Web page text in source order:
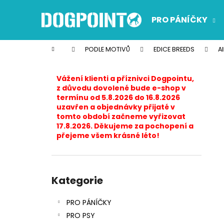
PRO PÁNÍČKY
Domů PODLE MOTIVŮ EDICE BREEDS
Vážení klienti a příznivci Dogpointu,
z důvodu dovolené bude e-shop v
termínu od 5.8.2026 do 16.8.2026
uzavřen a objednávky přijaté v
tomto období začneme vyřizovat
17.8.2026. Děkujeme za pochopení a
přejeme všem krásné léto!
kategorie
Kategorie
PRO PÁNÍČKY
PRO PSY
í
Zpět
do
Zpět
do